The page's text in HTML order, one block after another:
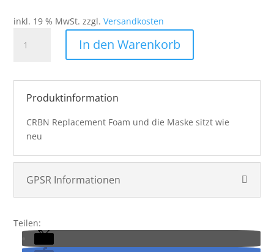
inkl. 19 % MwSt. zzgl.Versandkosten
Maskenschaum
Menge
In den Warenkorb
Produktinformation
CRBN Replacement Foam und die Maske sitzt wie
neu
GPSR Informationen
Teilen: